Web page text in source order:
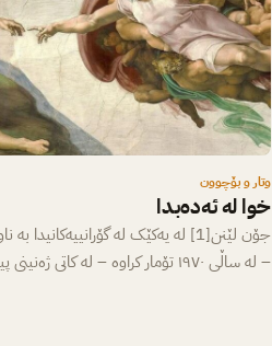
وتار و بۆچوون
خوا لە ئەدەبدا
جۆن لێنن[1] لە یەکێک لە گۆرانییەکانیدا
– لە ساڵی ١٩٧٠ تۆمار کراوە – لە کاتی ژەنینی پیانۆ…